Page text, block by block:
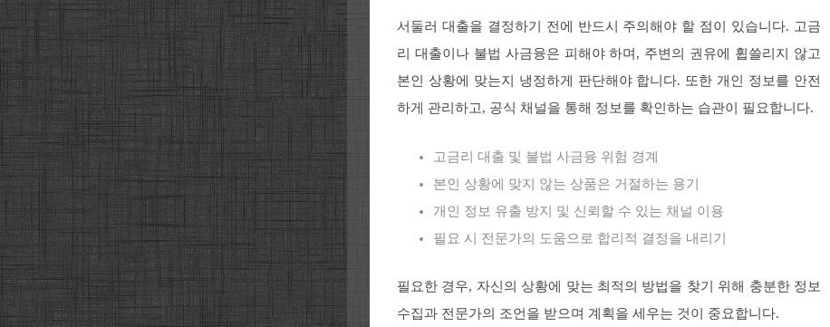
서둘러 대출을 결정하기 전에 반드시 주의해야 할 점이 있습니다. 고금
리 대출이나 불법 사금융은 피해야 하며, 주변의 권유에 휩쓸리지 않고
본인 상황에 맞는지 냉정하게 판단해야 합니다. 또한 개인 정보를 안전
하게 관리하고, 공식 채널을 통해 정보를 확인하는 습관이 필요합니다.
고금리 대출 및 불법 사금융 위험 경계
본인 상황에 맞지 않는 상품은 거절하는 용기
개인 정보 유출 방지 및 신뢰할 수 있는 채널 이용
필요 시 전문가의 도움으로 합리적 결정을 내리기
필요한 경우, 자신의 상황에 맞는 최적의 방법을 찾기 위해 충분한 정보
수집과 전문가의 조언을 받으며 계획을 세우는 것이 중요합니다.